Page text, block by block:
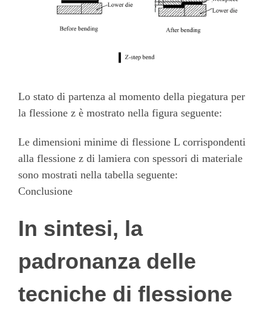
Lo stato di partenza al momento della piegatura per
la flessione z è mostrato nella figura seguente:
Le dimensioni minime di flessione L corrispondenti
alla flessione z di lamiera con spessori di materiale
sono mostrati nella tabella seguente:
Conclusione
In sintesi, la
padronanza delle
tecniche di flessione